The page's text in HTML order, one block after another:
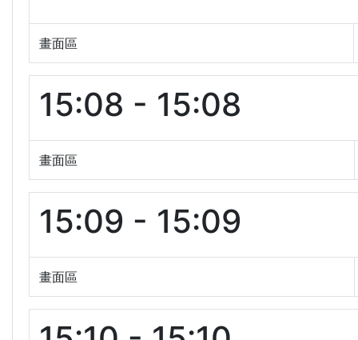
畫面區
15:08 - 15:08
畫面區
15:09 - 15:09
畫面區